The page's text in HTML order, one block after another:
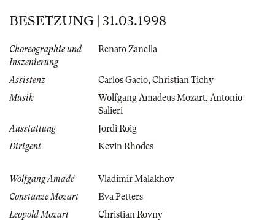
BESETZUNG | 31.03.1998
Choreographie und
Inszenierung
Renato Zanella
Assistenz Carlos Gacio, Christian Tichy
Musik
Wolfgang Amadeus Mozart, Antonio
Salieri
Ausstattung
Jordi Roig
Dirigent
Kevin Rhodes
Wolfgang Amadé
Vladimir Malakhov
Constanze Mozart
Eva Petters
Leopold Mozart
Christian Rovny